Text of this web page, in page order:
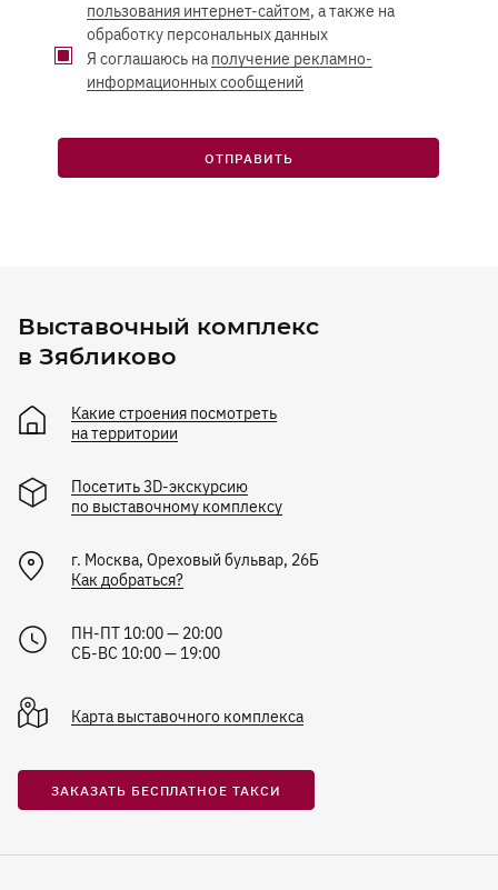
пользования интернет-сайтом, а также на
обработку персональных данных
Я соглашаюсь на получение рекламно-
информационных сообщений
ОТПРАВИТЬ
Выставочный комплекс
в Зябликово
Какие строения посмотреть
на территории
Посетить 3D-экскурсию
по выставочному комплексу
г. Москва, Ореховый бульвар, 26Б
Как добраться?
ПН-ПТ 10:00 — 20:00
СБ-ВС 10:00 — 19:00
Карта выставочного комплекса
ЗАКАЗАТЬ БЕСПЛАТНОЕ ТАКСИ